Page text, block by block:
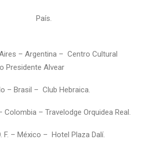
País.
Argentina – Centro Cultural
Presidente Alvear
– Club Hebraica.
– Travelodge Orquidea Real.
México – Hotel Plaza Dalí.